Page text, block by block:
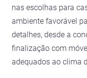
nas escolhas para
ambiente favorável
detalhes, desde a
finalização com
adequados ao clima